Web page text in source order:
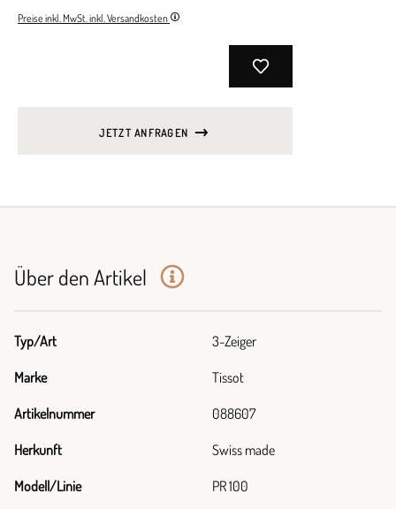
Preise inkl. MwSt. inkl. Versandkosten
JETZT ANFRAGEN
Über den Artikel
Typ/Art 3-Zeiger
Marke Tissot
Artikelnummer 088607
Herkunft Swiss made
Modell/Linie PR 100